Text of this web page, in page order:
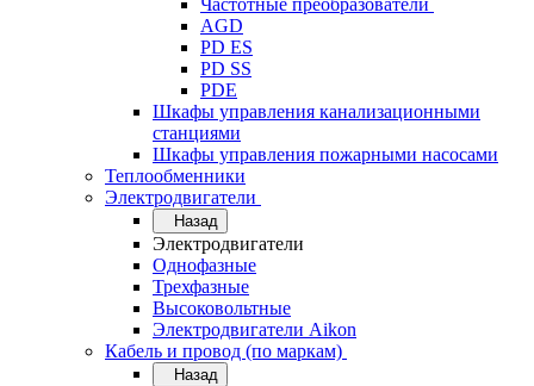
Частотные преобразователи
AGD
PD ES
PD SS
PDE
Шкафы управления канализационными
станциями
Шкафы управления пожарными насосами
Теплообменники
Электродвигатели
Назад
Электродвигатели
Однофазные
Трехфазные
Высоковольтные
Электродвигатели Aikon
Кабель и провод (по маркам)
Назад